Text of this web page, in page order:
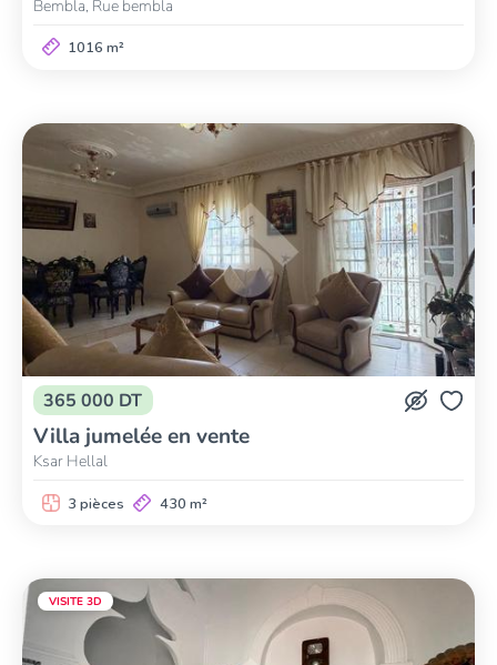
Bembla, Rue bembla
1016 m²
365 000 DT
Villa jumelée en vente
Ksar Hellal
3 pièces 430 m²
VISITE 3D